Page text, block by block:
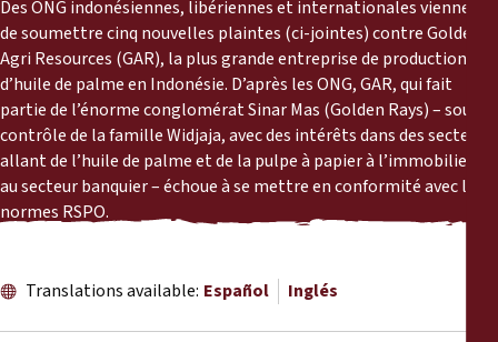
Quiénes somos
Sala de prensa
Apóyenos
Últimas noticias
Publicaciones y recursos
Back
Publicaciones y recursos
Noticias
Comunicados de prensa
Des ONG indonésiennes, libériennes et internationales viennent
de soumettre cinq nouvelles plaintes (ci-jointes) contre Golden
Agri Resources (GAR), la plus grande entreprise de production
d’huile de palme en Indonésie. D’après les ONG, GAR, qui fait
partie de l’énorme conglomérat Sinar Mas (Golden Rays) – sous le
contrôle de la famille Widjaja, avec des intérêts dans des secteurs
allant de l’huile de palme et de la pulpe à papier à l’immobilier et
au secteur banquier – échoue à se mettre en conformité avec les
normes RSPO.
Translations available: Español Inglés